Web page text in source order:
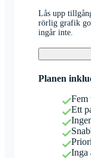
Lås upp
rörlig grafik
ingår inte.
Planen
Fem
Ett
Inga